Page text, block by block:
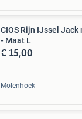
CIOS Rijn IJssel
- Maat L
€ 15,00
Molenhoek